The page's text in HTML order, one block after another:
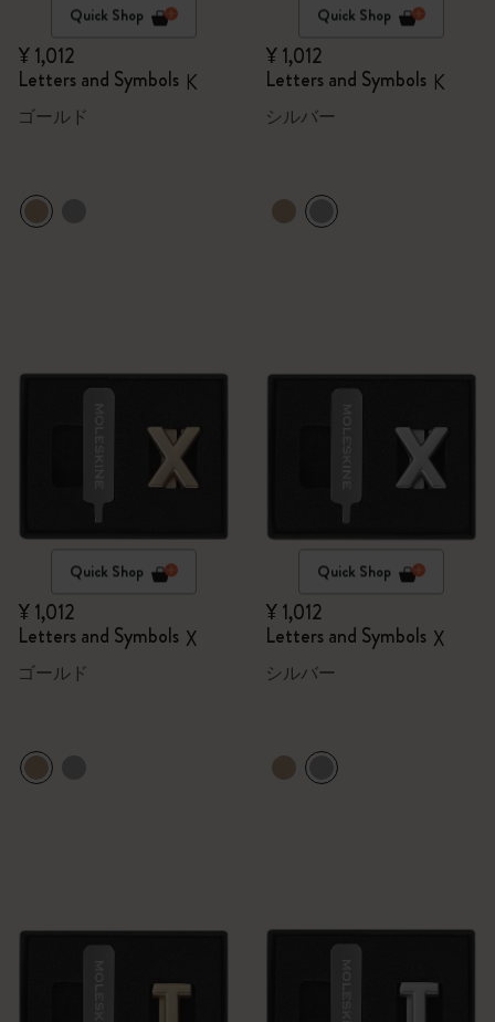
Quick Shop
¥ 1,012
Letters and Symbols K
ゴールド
Quick Shop
¥ 1,012
Letters and Symbols K
シルバー
Quick Shop
¥ 1,012
Letters and Symbols X
ゴールド
Quick Shop
¥ 1,012
Letters and Symbols X
シルバー